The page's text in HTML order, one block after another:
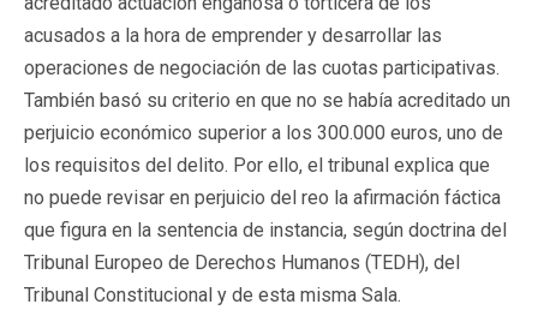
acusados a la hora de emprender y desarrollar las
operaciones de negociación de las cuotas participativas.
También basó su criterio en que no se había acreditado un
perjuicio económico superior a los 300.000 euros, uno de
los requisitos del delito. Por ello, el tribunal explica que
no puede revisar en perjuicio del reo la afirmación fáctica
que figura en la sentencia de instancia, según doctrina del
Tribunal Europeo de Derechos Humanos (TEDH), del
Tribunal Constitucional y de esta misma Sala.